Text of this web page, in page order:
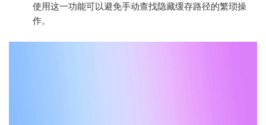
使用这一功能可以避免手动查找隐藏缓存路径的繁琐操
作。